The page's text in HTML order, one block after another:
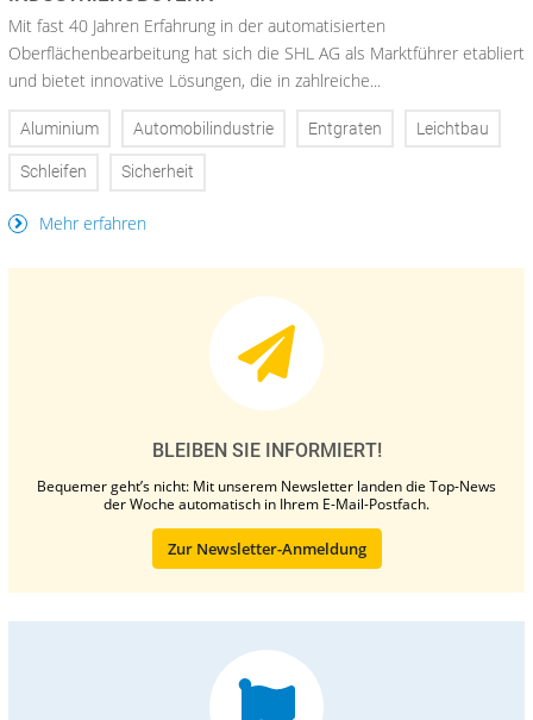
Mit fast 40 Jahren Erfahrung in der automatisierten
Oberflächenbearbeitung hat sich die SHL AG als Marktführer etabliert
und bietet innovative Lösungen, die in zahlreiche...
Aluminium Automobilindustrie Entgraten Leichtbau
Schleifen Sicherheit
Mehr erfahren
BLEIBEN SIE INFORMIERT!
Bequemer geht’s nicht: Mit unserem Newsletter landen die Top-News
der Woche automatisch in Ihrem E-Mail-Postfach.
Zur Newsletter-Anmeldung